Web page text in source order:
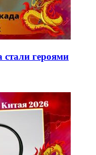
стали героями